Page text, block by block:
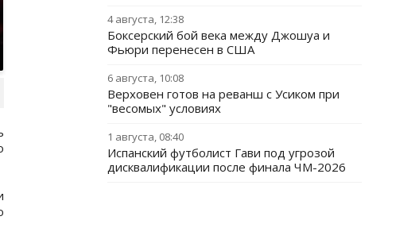
4 августа, 12:38
Боксерский бой века между Джошуа и
Фьюри перенесен в США
6 августа, 10:08
Верховен готов на реванш с Усиком при
"весомых" условиях
1 августа, 08:40
Испанский футболист Гави под угрозой
дисквалификации после финала ЧМ-2026